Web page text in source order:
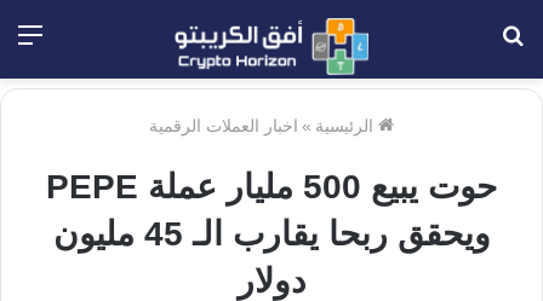
الرئيسية » اخبار العملات الرقمية
حوت يبيع 500 مليار عملة PEPE
ويحقق ربحا يقارب الـ 45 مليون
دولار